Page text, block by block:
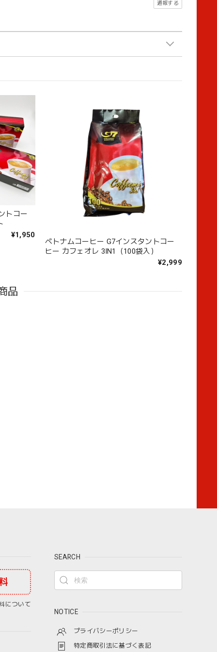
通報する
トコー
¥1,950
ベトナムコーヒー G7インスタントコー
ヒー カフェオレ 3IN1（100袋入）
¥2,999
品
について
SEARCH
NOTICE
プライバシーポリシー
特定商取引法に基づく表記